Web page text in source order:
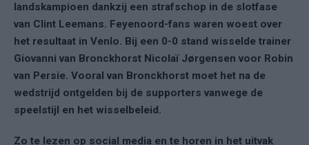
landskampioen dankzij een strafschop in de slotfase
van Clint Leemans. Feyenoord-fans waren woest over
het resultaat in Venlo. Bij een 0-0 stand wisselde trainer
Giovanni van Bronckhorst Nicolaï Jørgensen voor Robin
van Persie. Vooral van Bronckhorst moet het na de
wedstrijd ontgelden bij de supporters vanwege de
speelstijl en het wisselbeleid.
Zo te lezen op social media en te horen in het uitvak